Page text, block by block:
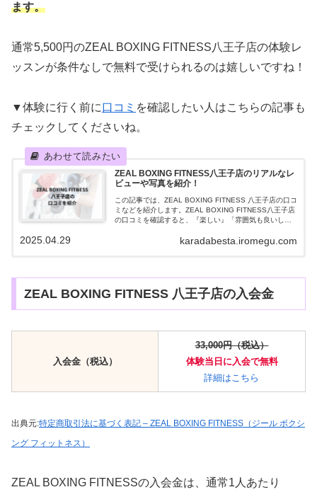
ます。
通常5,500円のZEAL BOXING FITNESS八王子店の体験レ
ッスンが条件なしで無料で受けられるのは嬉しいですね！
▼体験に行く前に口コミ を確認したい人はこちらの記事も
チェックしてくださいね。
ZEAL BOXING FITNESS八王子店のリアルなレ
ビューや写真を紹介！
この記事では、ZEAL BOXING FITNESS 八王子店の口コ
ミなどを紹介します。ZEAL BOXING FITNESS八王子店
の口コミを確認すると、『楽しい』「雰囲気も良いしト
karadabesta.iromegu.com
2025.04.29
ZEAL BOXING FITNESS 八王子店の入会金
入会金（税込）
33,000円（税込）
体験当日に入会で無料
詳細はこちら
出典元:特定商取引法に基づく表記 – ZEAL BOXING FITNESS（ジール ボクシ
ング フィットネス）
ZEAL BOXING FITNESSの入会金は、通常1人あたり